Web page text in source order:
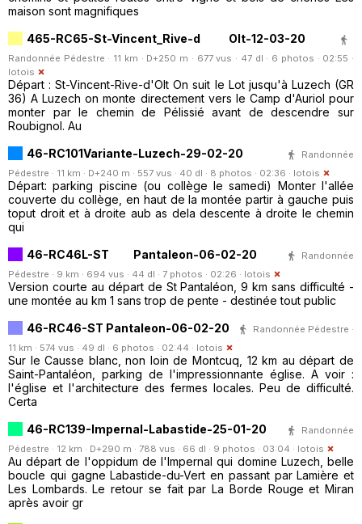
maison sont magnifiques
465-RC65-St-Vincent_Rive-d Olt-12-03-20
Randonnée Pédestre · 11 km · D+250 m · 677 vus · 47 dl · 6 photos · 02:55 ·
lotois
Départ : St-Vincent-Rive-d'Olt On suit le Lot jusqu'à Luzech (GR
36) A Luzech on monte directement vers le Camp d'Auriol pour
monter par le chemin de Pélissié avant de descendre sur
Roubignol. Au
46-RC101Variante-Luzech-29-02-20
Randonnée
Pédestre · 11 km · D+240 m · 557 vus · 40 dl · 8 photos · 02:36 · lotois
Départ: parking piscine (ou collège le samedi) Monter l'allée
couverte du collège, en haut de la montée partir à gauche puis
toput droit et à droite aub as dela descente à droite le chemin
qui
46-RC46L-ST Pantaleon-06-02-20
Randonnée
Pédestre · 9 km · 694 vus · 44 dl · 7 photos · 02:26 · lotois
Version courte au départ de St Pantaléon, 9 km sans difficulté -
une montée au km 1 sans trop de pente - destinée tout public
46-RC46-ST Pantaleon-06-02-20
Randonnée Pédestre ·
11 km · 574 vus · 49 dl · 6 photos · 02:44 · lotois
Sur le Causse blanc, non loin de Montcuq, 12 km au départ de
Saint-Pantaléon, parking de l'impressionnante église. A voir :
l'église et l'architecture des fermes locales. Peu de difficulté.
Certa
46-RC139-Impernal-Labastide-25-01-20
Randonnée
Pédestre · 12 km · D+290 m · 788 vus · 66 dl · 9 photos · 03:04 · lotois
Au départ de l'oppidum de l'Impernal qui domine Luzech, belle
boucle qui gagne Labastide-du-Vert en passant par Lamière et
Les Lombards. Le retour se fait par La Borde Rouge et Miran
après avoir gr